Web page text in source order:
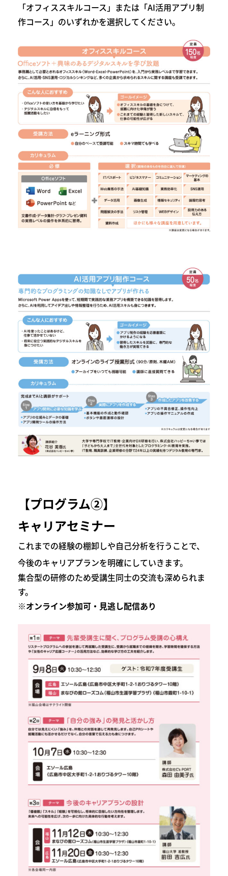
「オフィススキルコース」または「AI活用アプリ制
作コース」のいずれかを選択してください。
【プログラム②】
キャリアセミナー
これまでの経験の棚卸しや自己分析を行うことで、
今後のキャリアプランを明確にしていきます。
集合型の研修のため受講生同士の交流も深められま
す。
※オンライン参加可・見逃し配信あり